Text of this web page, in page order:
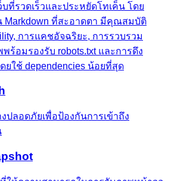
บที่รวดเร็วและประหยัดโทเค็น โดย
Markdown ที่สะอาดตา มีคุณสมบัติ
การแคชอัจฉริยะ, การรวบรวม
ร้อมรองรับ robots.txt และการดึง
ใช้ dependencies น้อยที่สุด
ปลอดภัยเพื่อป้องกันการเข้าถึง